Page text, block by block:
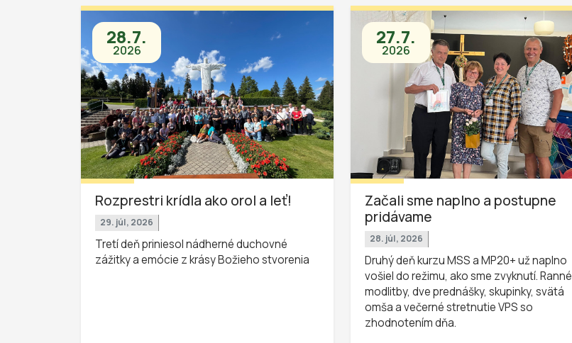
28.7.
2026
Rozprestri krídla ako orol a leť!
29. júl, 2026
Tretí deň priniesol nádherné duchovné
zážitky a emócie z krásy Božieho stvorenia
27.7.
2026
Začali sme naplno a postupne
pridávame
28. júl, 2026
Druhý deň kurzu MSS a MP20+ už naplno
vošiel do režimu, ako sme zvyknutí. Ranné
modlitby, dve prednášky, skupinky, svätá
omša a večerné stretnutie VPS so
zhodnotením dňa.